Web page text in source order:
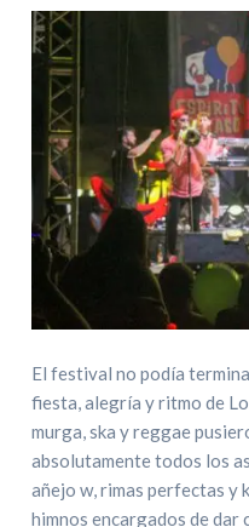
El festival no podía
fiesta, alegría y ritmo de
murga, ska y reggae
absolutamente todos los
añejo w, rimas perfectas y
himnos encargados de